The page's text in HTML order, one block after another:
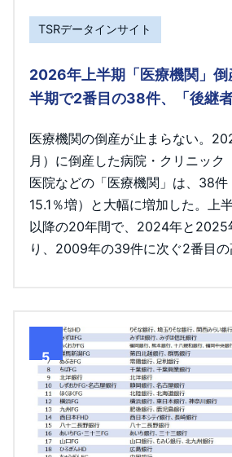
TSRデータインサイト
2026年上半期「医療機関」
半期で2番目の38件、「後継
医療機関の倒産が止まらない。
月）に倒産した病院・クリニック
医院などの「医療機関」は、38件
15.1％増）と大幅に増加した。上
以降の20年間で、2024年と2025
り、2009年の39件に次ぐ2番目の
5